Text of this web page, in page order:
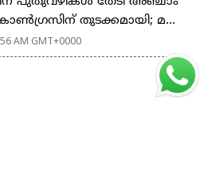
തുടക്കമായി; മ...
AM GMT+0000